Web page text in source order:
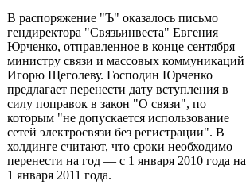
В распоряжение "Ъ" оказалось письмо
гендиректора "Связьинвеста" Евгения
Юрченко, отправленное в конце сентября
министру связи и массовых коммуникаций
Игорю Щеголеву. Господин Юрченко
предлагает перенести дату вступления в
силу поправок в закон "О связи", по
которым "не допускается использование
сетей электросвязи без регистрации". В
холдинге считают, что сроки необходимо
перенести на год — с 1 января 2010 года на
1 января 2011 года.